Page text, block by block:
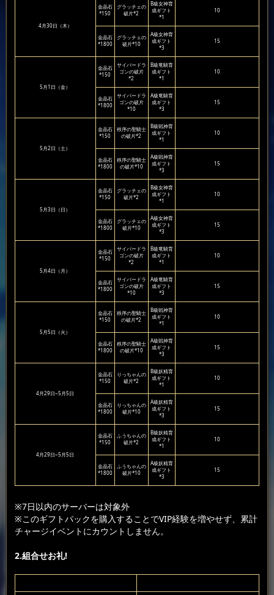
4月30日（木）
金晶石
*150
グラッチェの
破片*2
B級女神育
成ギフト
*1
10
金晶石
*1800
グラッチェの
破片*10
A級女神育
成ギフト
*3
15
5月1日（金）
金晶石
*150
サイバードラ
ゴンの破片
*2
B級竜騎育
成ギフト
*1
10
金晶石
*1800
サイバードラ
ゴンの破片
*10
A級竜騎育
成ギフト
*3
15
5月2日（土）
金晶石
*150
秩序の聖騎士
の破片*2
B級戦神育
成ギフト
*1
10
金晶石
*1800
秩序の聖騎士
の破片*10
A級戦神育
成ギフト
*3
15
5月3日（日）
金晶石
*150
グラッチェの
破片*2
B級女神育
成ギフト
*1
10
金晶石
*1800
グラッチェの
破片*10
A級女神育
成ギフト
*3
15
5月4日（月）
金晶石
*150
サイバードラ
ゴンの破片
*2
B級竜騎育
成ギフト
*1
10
金晶石
*1800
サイバードラ
ゴンの破片
*10
A級竜騎育
成ギフト
*3
15
5月5日（火）
金晶石
*150
秩序の聖騎士
の破片*2
B級戦神育
成ギフト
*1
10
金晶石
*1800
秩序の聖騎士
の破片*10
A級戦神育
成ギフト
*3
15
4月29日~5月5日
金晶石
*150
りっちゃんの
破片*2
B級妖精育
成ギフト
*1
10
金晶石
*1800
りっちゃんの
破片*10
A級妖精育
成ギフト
*3
15
4月29日~5月5日
金晶石
*150
ふうちゃんの
破片*2
B級妖精育
成ギフト
*1
10
金晶石
*1800
ふうちゃんの
破片*10
A級妖精育
成ギフト
*3
15
※7日以内のサーバーは対象外
※このギフトパックを購入することでVIP経験を増やせず、累計
チャージイベントにカウントしません。
2.組合せお礼!